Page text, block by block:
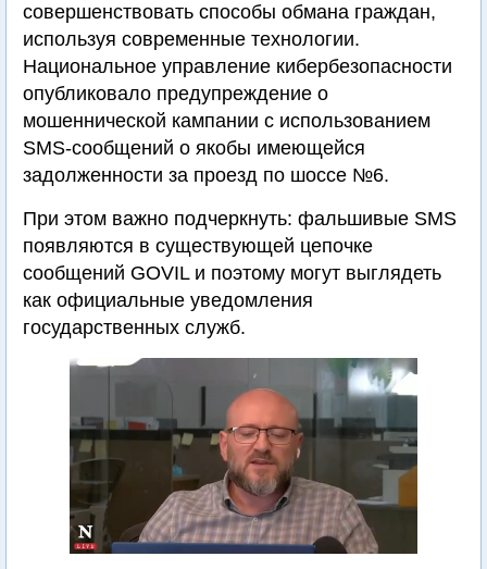
совершенствовать способы обмана граждан,
используя современные технологии.
Национальное управление кибербезопасности
опубликовало предупреждение о
мошеннической кампании с использованием
SMS-сообщений о якобы имеющейся
задолженности за проезд по шоссе №6.
При этом важно подчеркнуть: фальшивые SMS
появляются в существующей цепочке
сообщений GOVIL и поэтому могут выглядеть
как официальные уведомления
государственных служб.